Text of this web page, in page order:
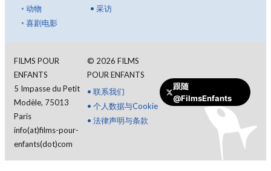
◦ 动物
◦ 喜剧电影
• 采访
FILMS POUR
ENFANTS
5 Impasse du Petit
Modèle, 75013
Paris
info(at)films-pour-
enfants(dot)com
© 2026 FILMS
POUR ENFANTS
• 联系我们
• 个人数据与Cookie
• 法律声明与条款
跟随
@FilmsEnfants